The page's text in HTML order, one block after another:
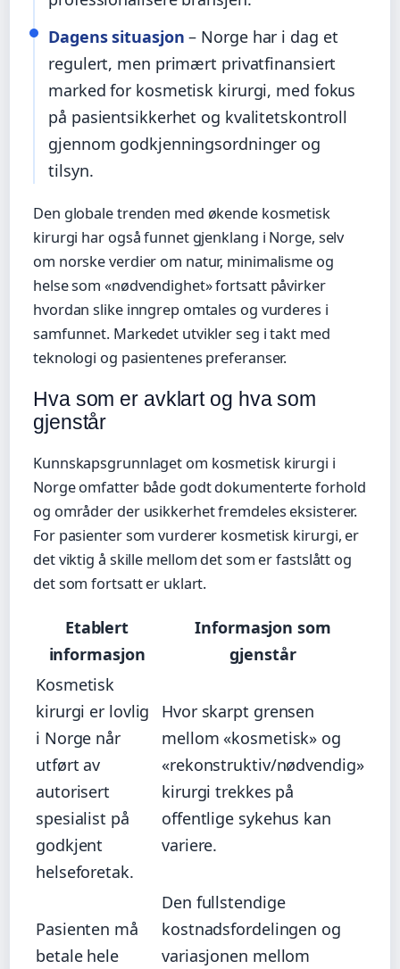
Dagens situasjon – Norge har i dag et
regulert, men primært privatfinansiert
marked for kosmetisk kirurgi, med fokus
på pasientsikkerhet og kvalitetskontroll
gjennom godkjenningsordninger og
tilsyn.
Den globale trenden med økende kosmetisk
kirurgi har også funnet gjenklang i Norge, selv
om norske verdier om natur, minimalisme og
helse som «nødvendighet» fortsatt påvirker
hvordan slike inngrep omtales og vurderes i
samfunnet. Markedet utvikler seg i takt med
teknologi og pasientenes preferanser.
Hva som er avklart og hva som
gjenstår
Kunnskapsgrunnlaget om kosmetisk kirurgi i
Norge omfatter både godt dokumenterte forhold
og områder der usikkerhet fremdeles eksisterer.
For pasienter som vurderer kosmetisk kirurgi, er
det viktig å skille mellom det som er fastslått og
det som fortsatt er uklart.
Etablert
informasjon
Informasjon som
gjenstår
Kosmetisk
kirurgi er lovlig
i Norge når
utført av
autorisert
spesialist på
godkjent
helseforetak.
Hvor skarpt grensen
mellom «kosmetisk» og
«rekonstruktiv/nødvendig»
kirurgi trekkes på
offentlige sykehus kan
variere.
Pasienten må
betale hele
Den fullstendige
kostnadsfordelingen og
variasjonen mellom